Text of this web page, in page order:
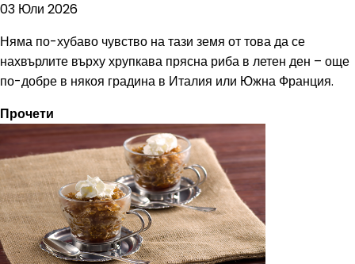
03 Юли 2026
Няма по-хубаво чувство на тази земя от това да се
нахвърлите върху хрупкава прясна риба в летен ден – още
по-добре в някоя градина в Италия или Южна Франция.
Прочети